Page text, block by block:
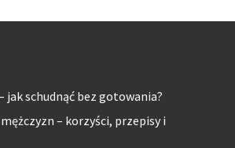
jak schudnąć bez gotowania?
– korzyści, przepisy i